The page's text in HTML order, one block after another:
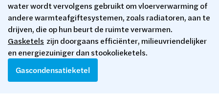
water wordt vervolgens gebruikt om vloerverwarming of
andere warmteafgiftesystemen, zoals radiatoren, aan te
drijven, die op hun beurt de ruimte verwarmen.
Gasketels zijn doorgaans efficiënter, milieuvriendelijker
en energiezuiniger dan stookolieketels.
Gascondensatieketel